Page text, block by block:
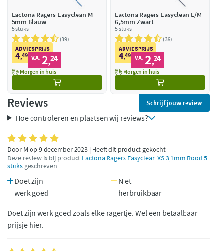
Lactona Ragers Easyclean M
5mm Blauw
5 stuks
39
ADVIESPRIJS
4,49 V.A. 2,24
Morgen in huis
Lactona Ragers Easyclean L/M
6,5mm Zwart
5 stuks
39
ADVIESPRIJS
4,49 V.A. 2,24
Morgen in huis
Reviews Schrijf jouw review
Hoe controleren en plaatsen wij reviews?
Door M op 9 december 2023 | Heeft dit product gekocht
Deze review is bij product Lactona Ragers Easyclean XS 3,1mm Rood 5
stuks geschreven
Doet zijn
werk goed
Niet
herbruikbaar
Doet zijn werk goed zoals elke ragertje. Wel een betaalbaar
prijsje hier.